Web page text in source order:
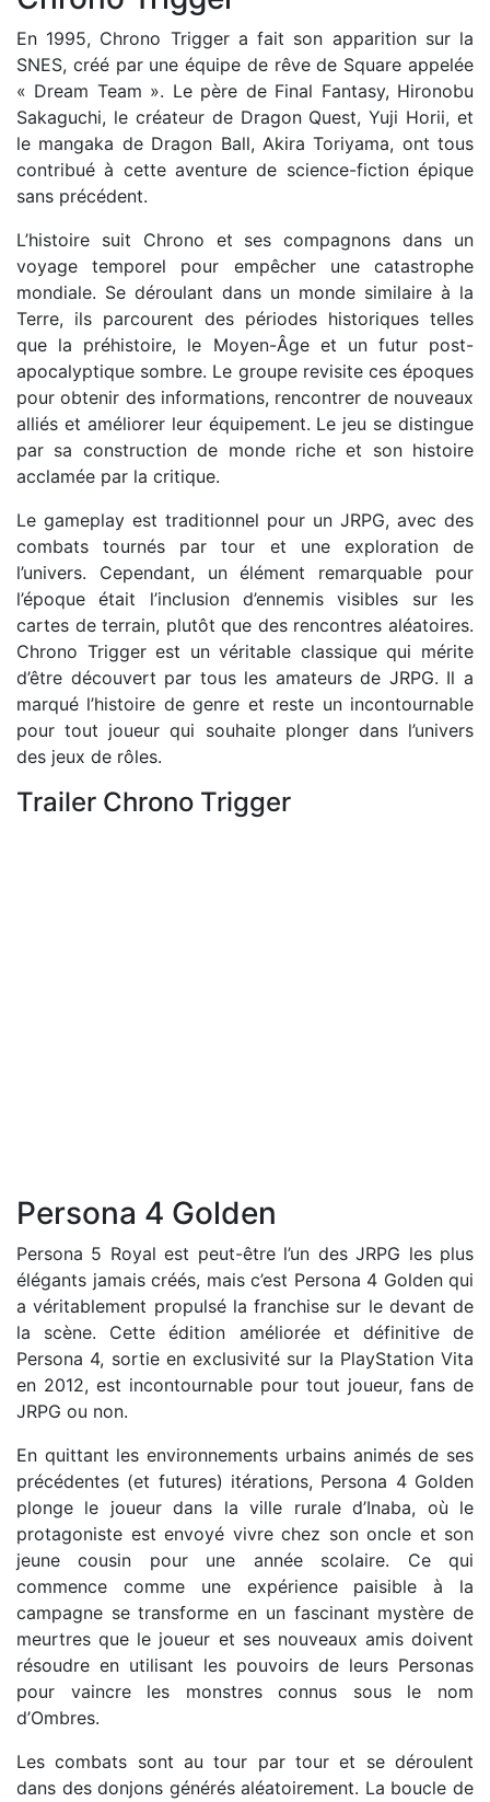
En 1995, Chrono Trigger a fait son apparition sur la
SNES, créé par une équipe de rêve de Square appelée
« Dream Team ». Le père de Final Fantasy, Hironobu
Sakaguchi, le créateur de Dragon Quest, Yuji Horii, et
le mangaka de Dragon Ball, Akira Toriyama, ont tous
contribué à cette aventure de science-fiction épique
sans précédent.
L’histoire suit Chrono et ses compagnons dans un
voyage temporel pour empêcher une catastrophe
mondiale. Se déroulant dans un monde similaire à la
Terre, ils parcourent des périodes historiques telles
que la préhistoire, le Moyen-Âge et un futur post-
apocalyptique sombre. Le groupe revisite ces époques
pour obtenir des informations, rencontrer de nouveaux
alliés et améliorer leur équipement. Le jeu se distingue
par sa construction de monde riche et son histoire
acclamée par la critique.
Le gameplay est traditionnel pour un JRPG, avec des
combats tournés par tour et une exploration de
l’univers. Cependant, un élément remarquable pour
l’époque était l’inclusion d’ennemis visibles sur les
cartes de terrain, plutôt que des rencontres aléatoires.
Chrono Trigger est un véritable classique qui mérite
d’être découvert par tous les amateurs de JRPG. Il a
marqué l’histoire de genre et reste un incontournable
pour tout joueur qui souhaite plonger dans l’univers
des jeux de rôles.
Trailer Chrono Trigger
Persona 4 Golden
Persona 5 Royal est peut-être l’un des JRPG les plus
élégants jamais créés, mais c’est Persona 4 Golden qui
a véritablement propulsé la franchise sur le devant de
la scène. Cette édition améliorée et définitive de
Persona 4, sortie en exclusivité sur la PlayStation Vita
en 2012, est incontournable pour tout joueur, fans de
JRPG ou non.
En quittant les environnements urbains animés de ses
précédentes (et futures) itérations, Persona 4 Golden
plonge le joueur dans la ville rurale d’Inaba, où le
protagoniste est envoyé vivre chez son oncle et son
jeune cousin pour une année scolaire. Ce qui
commence comme une expérience paisible à la
campagne se transforme en un fascinant mystère de
meurtres que le joueur et ses nouveaux amis doivent
résoudre en utilisant les pouvoirs de leurs Personas
pour vaincre les monstres connus sous le nom
d’Ombres.
Les combats sont au tour par tour et se déroulent
dans des donjons générés aléatoirement. La boucle de